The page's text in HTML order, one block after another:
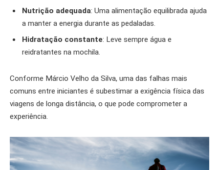
Nutrição adequada: Uma alimentação equilibrada ajuda
a manter a energia durante as pedaladas.
Hidratação constante: Leve sempre água e
reidratantes na mochila.
Conforme Márcio Velho da Silva, uma das falhas mais
comuns entre iniciantes é subestimar a exigência física das
viagens de longa distância, o que pode comprometer a
experiência.